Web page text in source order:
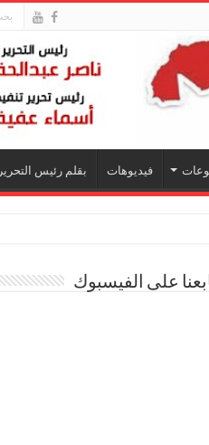
فيديوهات بقلم رئيس التحرير
على الفيسبوك